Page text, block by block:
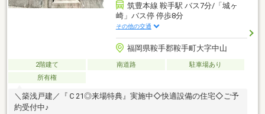
筑豊本線 鞍手駅 バス7分/「城ヶ
崎」バス停 停歩8分
その他の交通
福岡県鞍手郡鞍手町大字中山
2階建て 南道路
駐車場あり
所有権
＼築浅戸建／『Ｃ21◎来場特典』実施中◇快適設備の住宅◇ご予
約受付中♪